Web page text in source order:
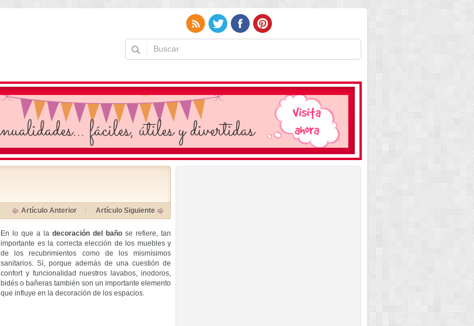
Artículo Anterior Artículo Siguiente
En lo que a la decoración del baño se refiere, tan
importante es la correcta elección de los muebles y
de los recubrimientos como de los mismísimos
sanitarios. Sí, porque además de una cuestión de
confort y funcionalidad nuestros lavabos, inodoros,
bidés o bañeras también son un importante elemento
que influye en la decoración de los espacios.